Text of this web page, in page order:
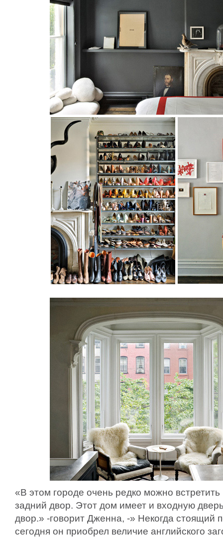
«В этом городе очень редко можно
задний двор. Этот дом имеет и входную
двор.» -говорит Дженна, -» Некогда стоящий
сегодня он приобрел величие английского